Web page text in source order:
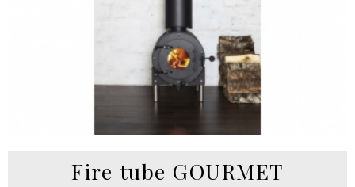
Fire tube GOURMET